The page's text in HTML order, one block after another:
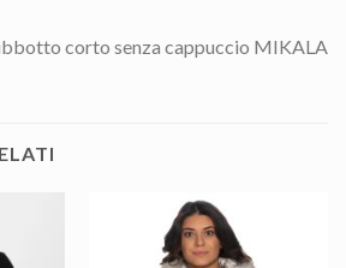
corto senza cappuccio MIKALA